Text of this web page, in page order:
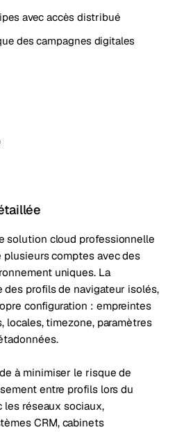
avec accès distribué
des campagnes digitales
solution cloud professionnelle
plusieurs comptes avec des
uniques. La
des profils de navigateur isolés,
configuration : empreintes
locales, timezone, paramètres
à minimiser le risque de
entre profils lors du
les réseaux sociaux,
CRM, cabinets